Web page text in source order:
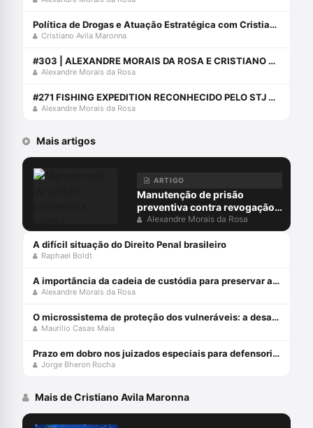
Política de Drogas e Atuação Estratégica com Cristiano Maronna
Cristiano Avila Maronna
#303 | ALEXANDRE MORAIS DA ROSA E CRISTIANO MARONNA ANALISAM A LEI DE DROGAS
Alexandre Morais da Rosa
#271 FISHING EXPEDITION RECONHECIDO PELO STJ NO HC 663.055, MIN. SCHIETTI
Alexandre Morais da Rosa
Mais artigos
ARTIGO
Manutenção de prisão
preventiva contra revogação
do MP: juiz não pode ocupar
lugar do acusador
Alexandre Morais da Rosa
A difícil situação do Direito Penal brasileiro
Raphael Boldt
A importância da cadeia de custódia para preservar a prova penal
Alexandre Morais da Rosa
O microssistema de proteção dos vulneráveis: a desafiante missão do STJ
Maurilio Casas Maia
Prazo em dobro nos juizados especiais para defensorias públicas
Jorge Bheron Rocha
Mais de Cristiano Avila Maronna